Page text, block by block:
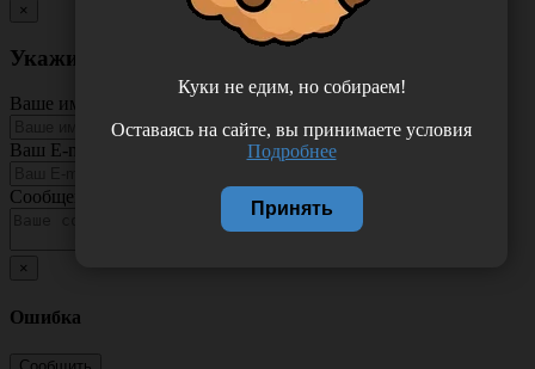
×
Укажите неточность в описании товара
Ваше имя
Ваш E-mail
Сообщение
×
Ошибка
Куки не едим, но собираем!
Оставаясь на сайте, вы принимаете условия
Подробнее
Принять